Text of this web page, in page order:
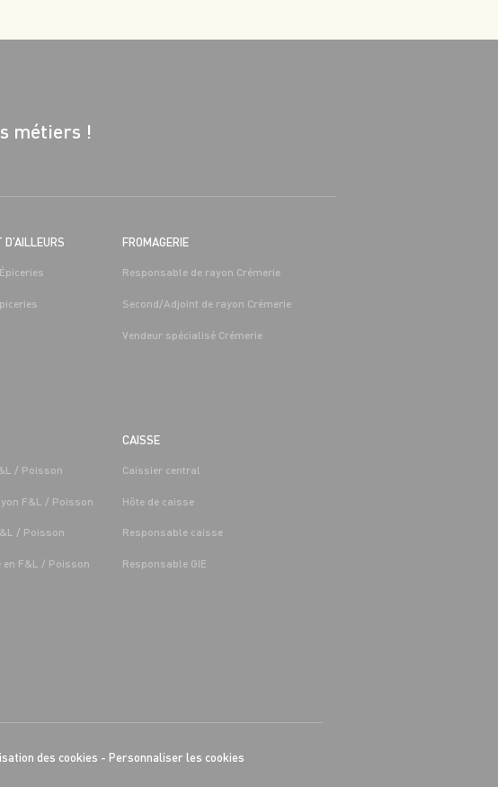
métiers !
D’AILLEURS FROMAGERIE
Responsable de rayon Crémerie
Second/Adjoint de rayon Crémerie
Vendeur spécialisé Crémerie
/ Poisson
F&L / Poisson
/ Poisson
en F&L / Poisson
CAISSE
Caissier central
Hôte de caisse
Responsable caisse
Responsable GIE
des cookies - Personnaliser les cookies